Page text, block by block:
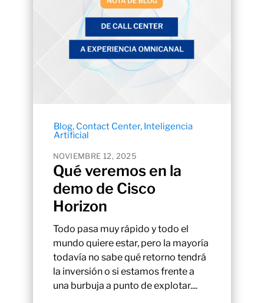
Blog, Contact Center, Inteligencia
Artificial
NOVIEMBRE 12, 2025
Qué veremos en la
demo de Cisco
Horizon
Todo pasa muy rápido y todo el
mundo quiere estar, pero la mayoría
todavía no sabe qué retorno tendrá
la inversión o si estamos frente a
una burbuja a punto de explotar....